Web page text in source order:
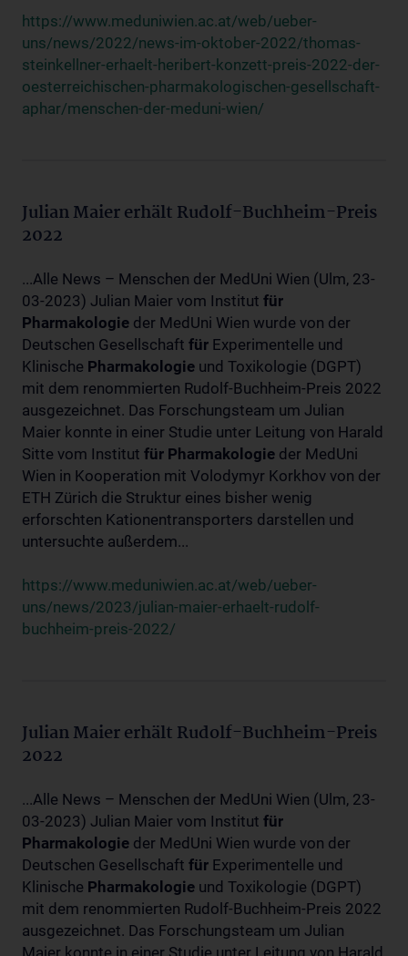
https://www.meduniwien.ac.at/web/ueber-
uns/news/2022/news-im-oktober-2022/thomas-
steinkellner-erhaelt-heribert-konzett-preis-2022-der-
oesterreichischen-pharmakologischen-gesellschaft-
aphar/menschen-der-meduni-wien/
Julian Maier erhält Rudolf-Buchheim-Preis
2022
...Alle News – Menschen der MedUni Wien (Ulm, 23-
03-2023) Julian Maier vom Institut für
Pharmakologie der MedUni Wien wurde von der
Deutschen Gesellschaft für Experimentelle und
Klinische Pharmakologie und Toxikologie (DGPT)
mit dem renommierten Rudolf-Buchheim-Preis 2022
ausgezeichnet. Das Forschungsteam um Julian
Maier konnte in einer Studie unter Leitung von Harald
Sitte vom Institut für Pharmakologie der MedUni
Wien in Kooperation mit Volodymyr Korkhov von der
ETH Zürich die Struktur eines bisher wenig
erforschten Kationentransporters darstellen und
untersuchte außerdem...
https://www.meduniwien.ac.at/web/ueber-
uns/news/2023/julian-maier-erhaelt-rudolf-
buchheim-preis-2022/
Julian Maier erhält Rudolf-Buchheim-Preis
2022
...Alle News – Menschen der MedUni Wien (Ulm, 23-
03-2023) Julian Maier vom Institut für
Pharmakologie der MedUni Wien wurde von der
Deutschen Gesellschaft für Experimentelle und
Klinische Pharmakologie und Toxikologie (DGPT)
mit dem renommierten Rudolf-Buchheim-Preis 2022
ausgezeichnet. Das Forschungsteam um Julian
Maier konnte in einer Studie unter Leitung von Harald